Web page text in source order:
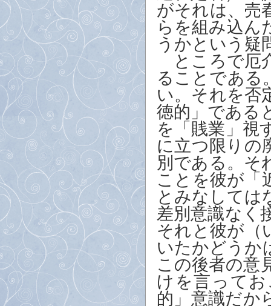
がそれは、売
らを組み込ん
うかという疑
ところで厄
ることである
い。それを否
徳的」である
を「賎業」視
に立つ限りの
別である。そ
ことを彼が「
とみなしては
差別意識なく
それと彼が（
いたかどうか
この後者の意
けを言って
的」意識だか